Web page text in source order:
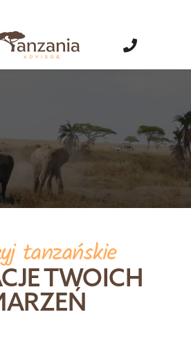
tanzańskie
TWOICH